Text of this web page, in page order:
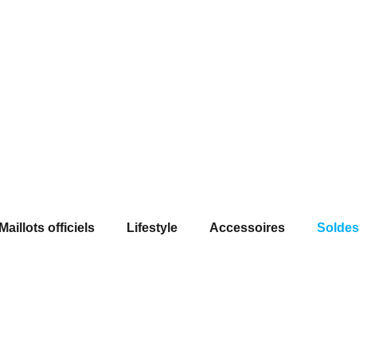
Maillots officiels Lifestyle Accessoires Soldes